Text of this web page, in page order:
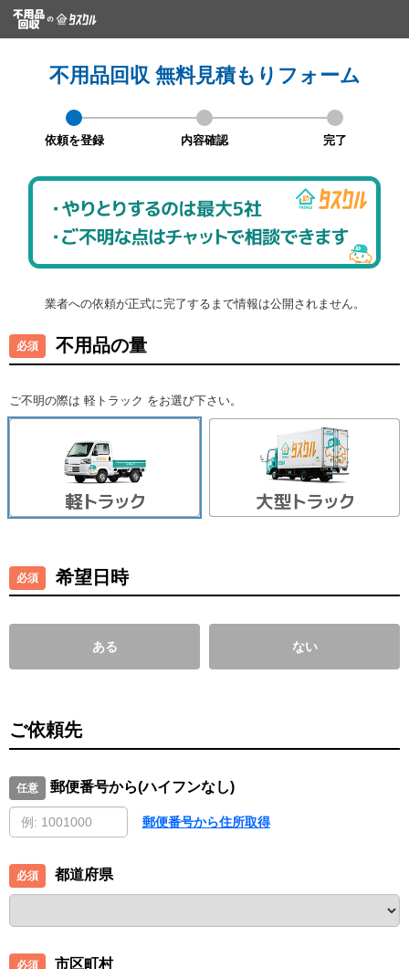
不用品回収 無料見積もりフォーム
依頼を登録 内容確認 完了
業者への依頼が正式に完了するまで情報は公開されません。
不用品の量
ご不明の際は 軽トラック をお選び下さい。
希望日時
ある ない
ご依頼先
郵便番号から(ハイフンなし)
郵便番号から住所取得
都道府県
市区町村